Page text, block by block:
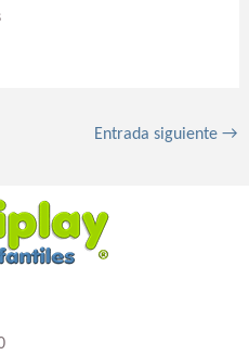
Entrada siguiente→